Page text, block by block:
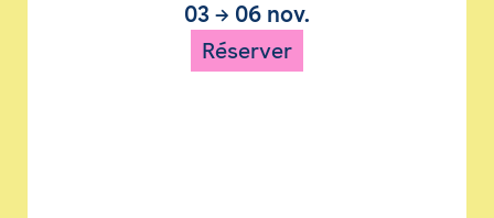
03 → 06 nov.
Réserver